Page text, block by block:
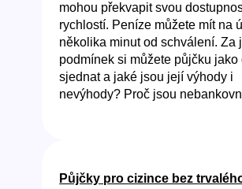
mohou překvapit svou
rychlostí. Peníze můžete mít na
několika minut od schválení. Za
podmínek si můžete půjčku jako
sjednat a jaké jsou její výhody i
nevýhody? Proč jsou
Půjčky pro cizince bez